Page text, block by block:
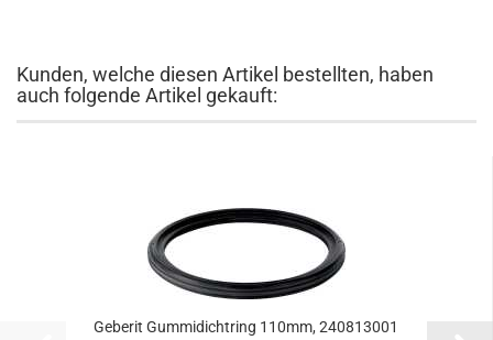
Kunden, welche diesen Artikel bestellten, haben
auch folgende Artikel gekauft:
Geberit Gummidichtring 110mm, 240813001